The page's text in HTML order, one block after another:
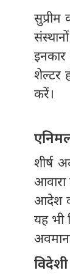
इनकार
शेल्टर
करें।
शीर्ष
आदेश
यह भी